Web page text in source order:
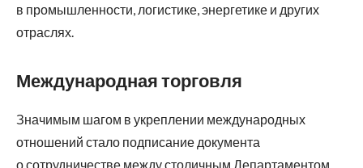
в промышленности, логистике, энергетике и других
отраслях.
Международная торговля
Значимым шагом в укреплении международных
отношений стало подписание документа
о сотрудничестве между столичным Департаментом